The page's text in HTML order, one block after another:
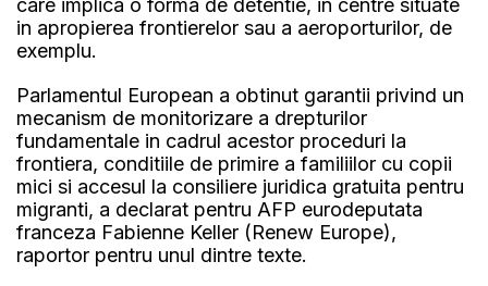
care implica o forma de detentie, in centre situate
in apropierea frontierelor sau a aeroporturilor, de
exemplu.
Parlamentul European a obtinut garantii privind un
mecanism de monitorizare a drepturilor
fundamentale in cadrul acestor proceduri la
frontiera, conditiile de primire a familiilor cu copii
mici si accesul la consiliere juridica gratuita pentru
migranti, a declarat pentru AFP eurodeputata
franceza Fabienne Keller (Renew Europe),
raportor pentru unul dintre texte.